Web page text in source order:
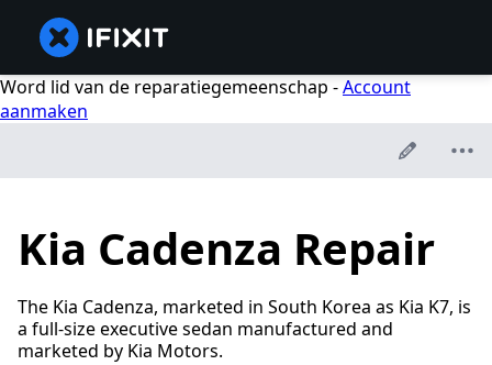
Word lid van de reparatiegemeenschap -Account
aanmaken
Kia Cadenza Repair
The Kia Cadenza, marketed in South Korea as Kia K7, is
a full-size executive sedan manufactured and
marketed by Kia Motors.